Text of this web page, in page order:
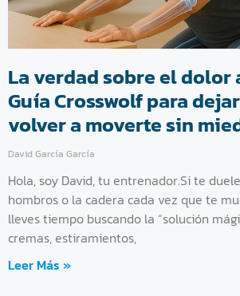
La verdad sobre el
Guía Crosswolf para
volver a moverte sin
David García García
Hola, soy David, tu entrenador.Si te
hombros o la cadera cada vez que te
lleves tiempo buscando la “solución
cremas, estiramientos,
Leer Más »